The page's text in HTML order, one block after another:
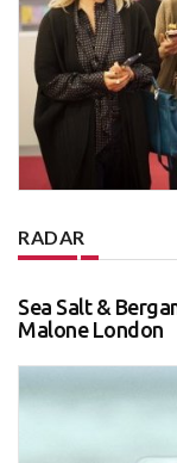
RADAR
Sea Salt &
Malone London